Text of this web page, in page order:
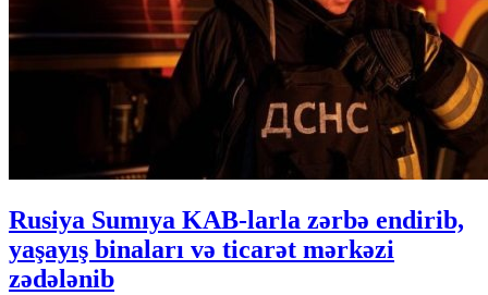
Rusiya Sumıya KAB-larla zərbə endirib,
yaşayış binaları və ticarət mərkəzi
zədələnib